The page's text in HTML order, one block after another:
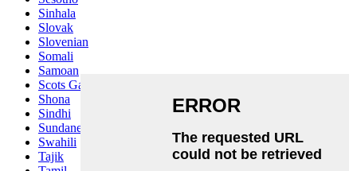
Sinhala
Slovak
Slovenian
Somali
Samoan
Scots Gaelic
Shona
Sindhi
Sundanese
Swahili
Tajik